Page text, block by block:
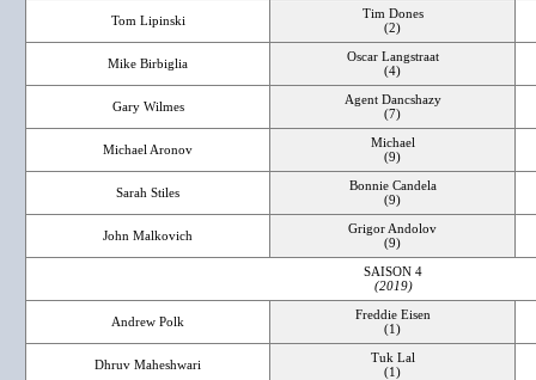
Tom Lipinski
Tim Dones
(2)
Mike Birbiglia
Oscar Langstraat
(4)
Gary Wilmes
Agent Dancshazy
(7)
Michael Aronov
Michael
(9)
Sarah Stiles
Bonnie Candela
(9)
John Malkovich
Grigor Andolov
(9)
SAISON 4
(2019)
Andrew Polk
Freddie Eisen
(1)
Dhruv Maheshwari
Tuk Lal
(1)